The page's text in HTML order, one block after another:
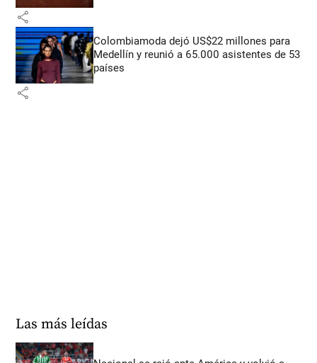
share
Colombiamoda dejó US$22 millones para
Medellín y reunió a 65.000 asistentes de 53
países
share
Las más leídas